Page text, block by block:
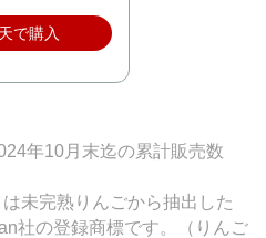
で購入
年10月末迄の累計販売数
未完熟りんごから抽出した
社の登録商標です。（りんご